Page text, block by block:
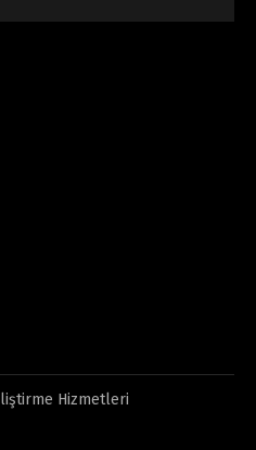
Hizmetleri